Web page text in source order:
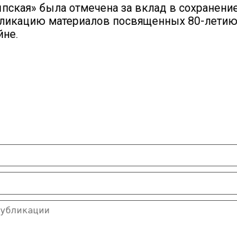
была отмечена за вклад в
материалов посвященных 80-